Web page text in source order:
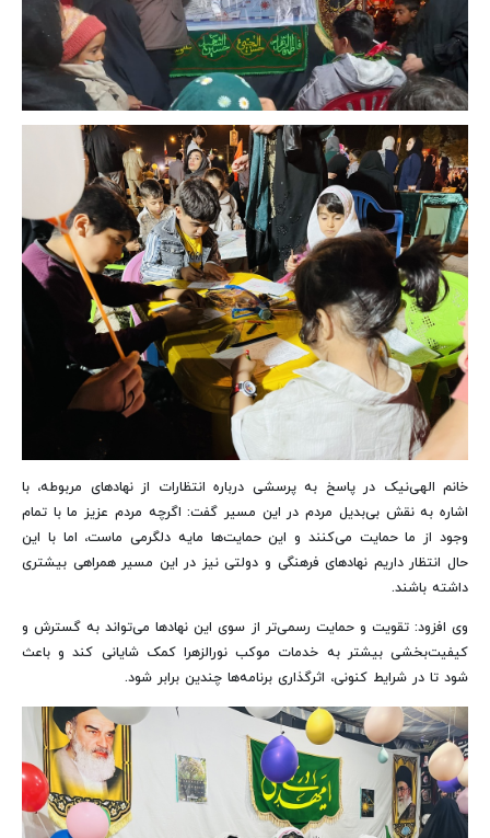
خانم الهی‌نیک در پاسخ به پرسشی درباره انتظارات از نهادهای مربوطه، با
اشاره به نقش بی‌بدیل مردم در این مسیر گفت: اگرچه مردم عزیز ما با تمام
وجود از ما حمایت می‌کنند و این حمایت‌ها مایه دلگرمی ماست، اما با این
حال انتظار داریم نهادهای فرهنگی و دولتی نیز در این مسیر همراهی بیشتری
داشته باشند.
وی افزود: تقویت و حمایت رسمی‌تر از سوی این نهادها می‌تواند به گسترش و
کیفیت‌بخشی بیشتر به خدمات موکب نورالزهرا کمک شایانی کند و باعث
شود تا در شرایط کنونی، اثرگذاری برنامه‌ها چندین برابر شود.